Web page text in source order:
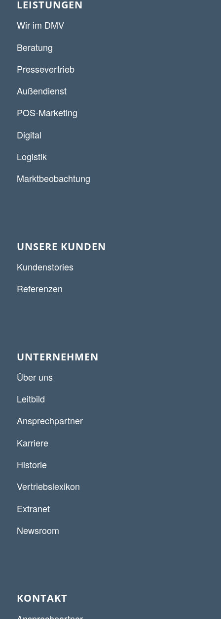
LEISTUNGEN
Wir im DMV
Beratung
Pressevertrieb
Außendienst
POS-Marketing
Digital
Logistik
Marktbeobachtung
UNSERE KUNDEN
Kundenstories
Referenzen
UNTERNEHMEN
Über uns
Leitbild
Ansprechpartner
Karriere
Historie
Vertriebslexikon
Extranet
Newsroom
KONTAKT